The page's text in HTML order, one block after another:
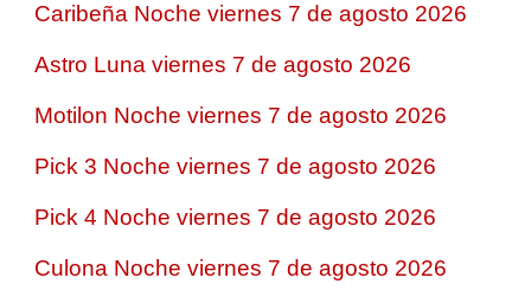
Caribeña Noche viernes 7 de agosto 2026
Astro Luna viernes 7 de agosto 2026
Motilon Noche viernes 7 de agosto 2026
Pick 3 Noche viernes 7 de agosto 2026
Pick 4 Noche viernes 7 de agosto 2026
Culona Noche viernes 7 de agosto 2026